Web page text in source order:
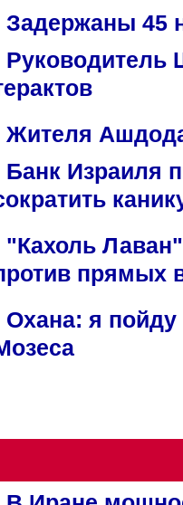
Задержаны 45
Руководитель
Жителя
Банк Израиля
"Кахоль
прямых
Охана: я пойду